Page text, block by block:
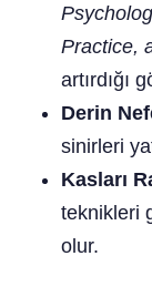
Practice,
artırdığı
Derin
sinirleri
Kasları
teknikleri
olur.